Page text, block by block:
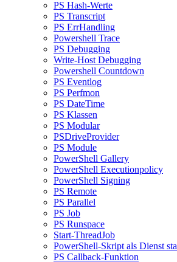
PS Hash-Werte
PS Transcript
PS ErrHandling
Powershell Trace
PS Debugging
Write-Host Debugging
Powershell Countdown
PS Eventlog
PS Perfmon
PS DateTime
PS Klassen
PS Modular
PSDriveProvider
PS Module
PowerShell Gallery
PowerShell Executionpolicy
PowerShell Signing
PS Remote
PS Parallel
PS Job
PS Runspace
Start-ThreadJob
PowerShell-Skript als Dienst sta
PS Callback-Funktion